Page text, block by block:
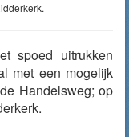
spoed uitrukken
met een mogelijk
Handelsweg; op